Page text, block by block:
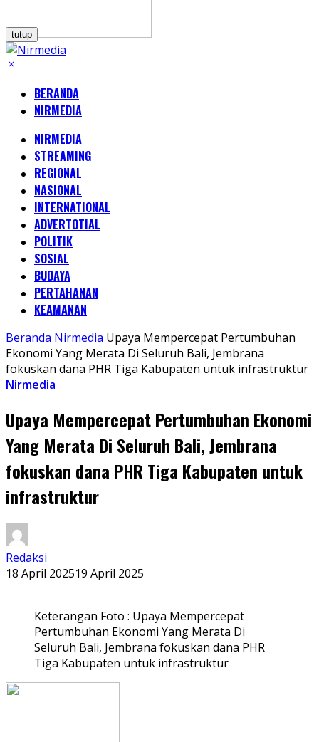
tutup
BERANDA
NIRMEDIA
NIRMEDIA
STREAMING
REGIONAL
NASIONAL
INTERNATIONAL
ADVERTOTIAL
POLITIK
SOSIAL
BUDAYA
PERTAHANAN
KEAMANAN
Beranda Nirmedia Upaya Mempercepat Pertumbuhan
Ekonomi Yang Merata Di Seluruh Bali, Jembrana
fokuskan dana PHR Tiga Kabupaten untuk infrastruktur
Nirmedia
Upaya Mempercepat Pertumbuhan Ekonomi
Yang Merata Di Seluruh Bali, Jembrana
fokuskan dana PHR Tiga Kabupaten untuk
infrastruktur
Redaksi
18 April 202519 April 2025
Keterangan Foto : Upaya Mempercepat
Pertumbuhan Ekonomi Yang Merata Di
Seluruh Bali, Jembrana fokuskan dana PHR
Tiga Kabupaten untuk infrastruktur